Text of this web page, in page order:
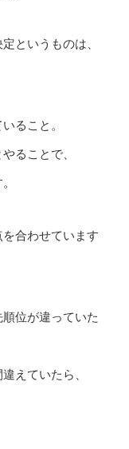
というものは、
ること。
ることで、
合わせています
位が違っていた
えていたら、